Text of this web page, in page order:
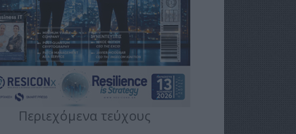
Περιεχόμενα τεύχους